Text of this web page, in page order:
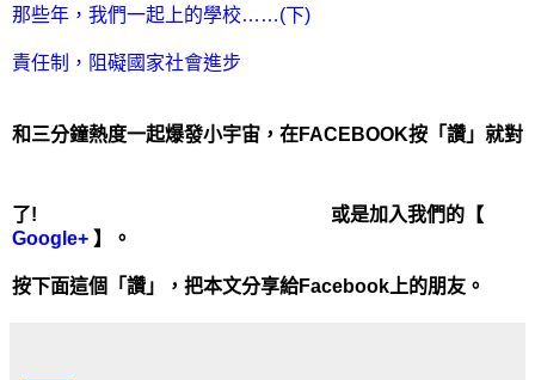
那些年，我們一起上的學校……(下)
責任制，阻礙國家社會進步
和三分鐘熱度一起爆發小宇宙，在FACEBOOK按「讚」就對
了!
或是加入我們的【
Google+ 】。
按下面這個「讚」 ，把本文分享給Facebook上的朋友。